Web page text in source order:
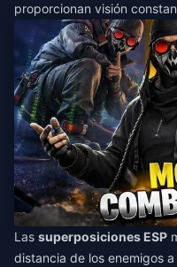
proporcionan visión
Las superposiciones ESP
distancia de los enemigos